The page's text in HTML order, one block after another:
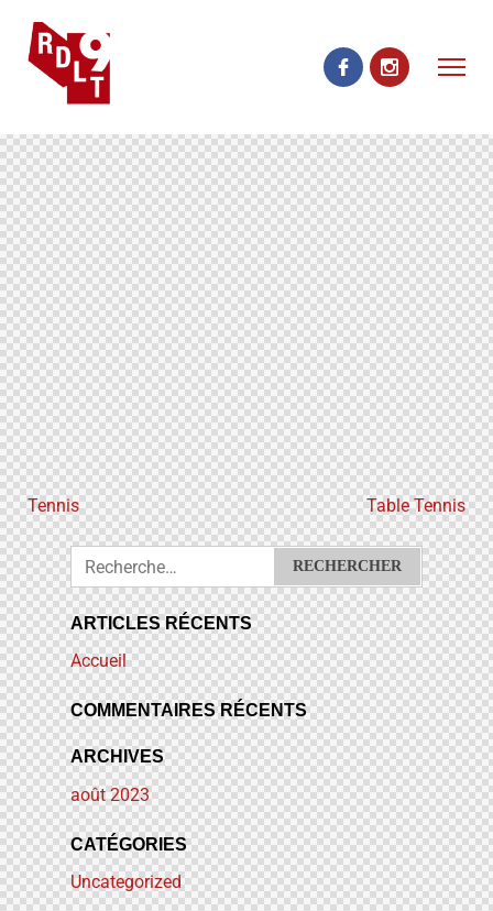
Tennis Table Tennis
ARTICLES RÉCENTS
Accueil
COMMENTAIRES RÉCENTS
ARCHIVES
août2023
CATÉGORIES
Uncategorized